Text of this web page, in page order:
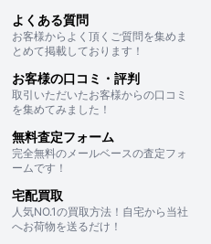
よくある質問
お客様からよく頂くご質問を集めま
とめて掲載しております！
お客様の口コミ・評判
取引いただいたお客様からの口コミ
を集めてみました！
無料査定フォーム
完全無料のメールベースの査定フォ
ームです！
宅配買取
人気NO.1の買取方法！自宅から当社
へお荷物を送るだけ！